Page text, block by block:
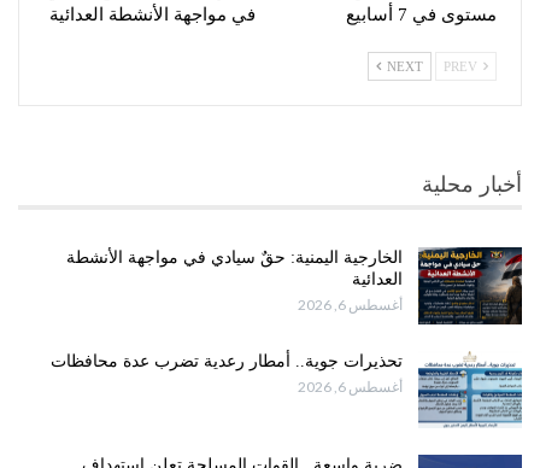
مستوى في 7 أسابيع
في مواجهة الأنشطة العدائية
NEXT
أخبار محلية
الخارجية اليمنية: حقٌ سيادي في مواجهة الأنشطة
العدائية
أغسطس 6, 2026
تحذيرات جوية.. أمطار رعدية تضرب عدة محافظات
أغسطس 6, 2026